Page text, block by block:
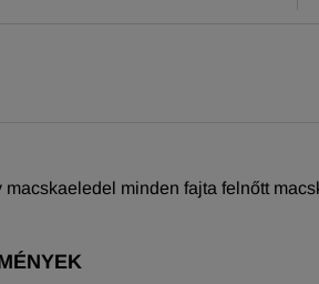
macskaeledel minden fajta felnőtt